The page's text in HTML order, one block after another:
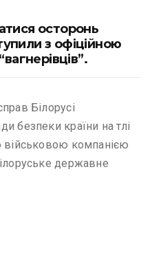
осторонь
з офіційною
Білорусі
безпеки країни на тлі
військовою компанією
державне